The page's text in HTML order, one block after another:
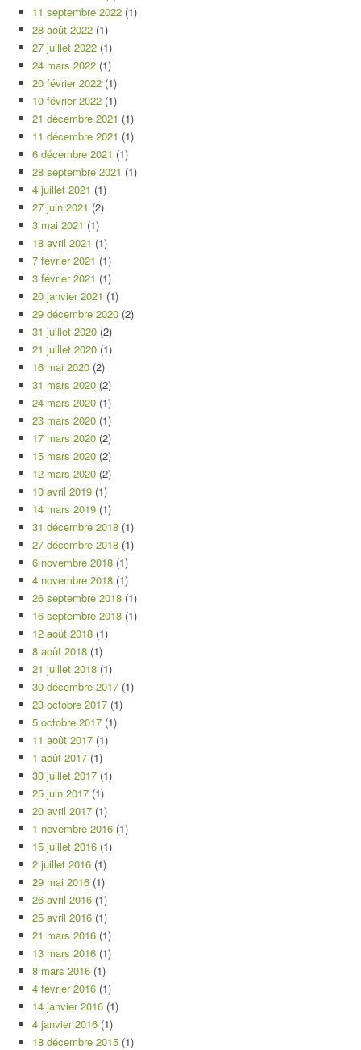
11 septembre 2022 (1)
28 août 2022 (1)
27 juillet 2022 (1)
24 mars 2022 (1)
20 février 2022 (1)
10 février 2022 (1)
21 décembre 2021 (1)
11 décembre 2021 (1)
6 décembre 2021 (1)
28 septembre 2021 (1)
4 juillet 2021 (1)
27 juin 2021 (2)
3 mai 2021 (1)
18 avril 2021 (1)
7 février 2021 (1)
3 février 2021 (1)
20 janvier 2021 (1)
29 décembre 2020 (2)
31 juillet 2020 (2)
21 juillet 2020 (1)
16 mai 2020 (2)
31 mars 2020 (2)
24 mars 2020 (1)
23 mars 2020 (1)
17 mars 2020 (2)
15 mars 2020 (2)
12 mars 2020 (2)
10 avril 2019 (1)
14 mars 2019 (1)
31 décembre 2018 (1)
27 décembre 2018 (1)
6 novembre 2018 (1)
4 novembre 2018 (1)
26 septembre 2018 (1)
16 septembre 2018 (1)
12 août 2018 (1)
8 août 2018 (1)
21 juillet 2018 (1)
30 décembre 2017 (1)
23 octobre 2017 (1)
5 octobre 2017 (1)
11 août 2017 (1)
1 août 2017 (1)
30 juillet 2017 (1)
25 juin 2017 (1)
20 avril 2017 (1)
1 novembre 2016 (1)
15 juillet 2016 (1)
2 juillet 2016 (1)
29 mai 2016 (1)
26 avril 2016 (1)
25 avril 2016 (1)
21 mars 2016 (1)
13 mars 2016 (1)
8 mars 2016 (1)
4 février 2016 (1)
14 janvier 2016 (1)
4 janvier 2016 (1)
18 décembre 2015 (1)